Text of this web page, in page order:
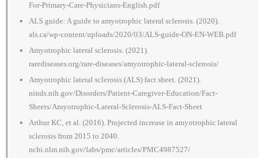
For-Primary-Care-Physicians-English.pdf
ALS guide: A guide to amyotrophic lateral sclerosis. (2020).
als.ca/wp-content/uploads/2020/03/ALS-guide-ON-EN-WEB.pdf
Amyotrophic lateral sclerosis. (2021).
rarediseases.org/rare-diseases/amyotrophic-lateral-sclerosis/
Amyotrophic lateral sclerosis (ALS) fact sheet. (2021).
ninds.nih.gov/Disorders/Patient-Caregiver-Education/Fact-
Sheets/Amyotrophic-Lateral-Sclerosis-ALS-Fact-Sheet
Arthur KC, et al. (2016). Projected increase in amyotrophic lateral
sclerosis from 2015 to 2040.
ncbi.nlm.nih.gov/labs/pmc/articles/PMC4987527/